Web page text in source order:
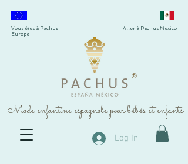
®
Mode enfantine espagnole pour bébés et enfants
Vous êtes à Pachus
Europe
Aller à Pachus Mexico
Log In